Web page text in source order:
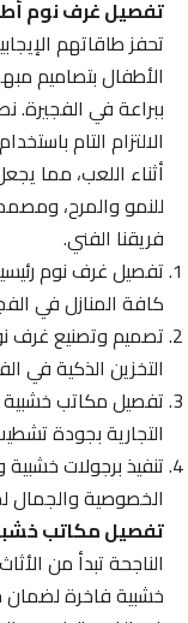
تفصيل غرف نوم
تحفز طاقاتهم
الأطفال بتصاميم
ببراعة في الفجيرة.
الالتزام التام
أثناء اللعب، مما
للنمو والمرح،
فريقنا الفني.
تفصيل غرف نوم
كافة المنازل في
تصميم وتصنيع غرف
التخزين الذكية في
تفصيل مكاتب خشبية
التجارية بجودة تشطيب
تنفيذ برجولات خشبية
الخصوصية والجمال
تفصيل مكاتب
الناجحة تبدأ من
خشبية فاخرة لضمان